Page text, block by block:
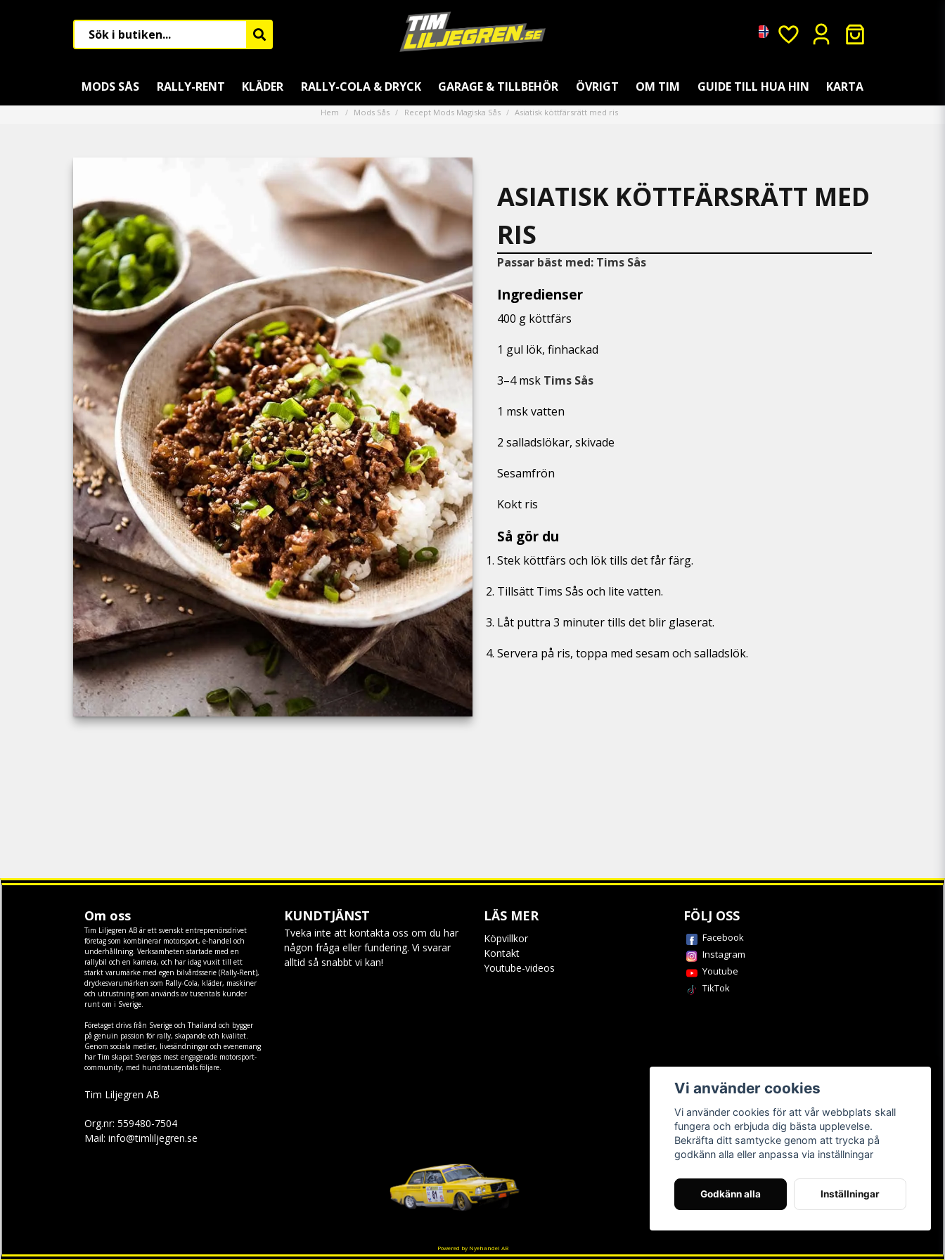
MODS SÅS RALLY-RENT KLÄDER RALLY-COLA & DRYCK GARAGE & TILLBEHÖR ÖVRIGT OM TIM GUIDE TILL HUA HIN KARTA
Hem Mods Sås Recept Mods Magiska Sås Asiatisk köttfärsrätt med ris
ASIATISK KÖTTFÄRSRÄTT MED
RIS
Passar bäst med: Tims Sås
Ingredienser
400 g köttfärs
1 gul lök, finhackad
3–4 msk Tims Sås
1 msk vatten
2 salladslökar, skivade
Sesamfrön
Kokt ris
Så gör du
Stek köttfärs och lök tills det får färg.
Tillsätt Tims Sås och lite vatten.
Låt puttra 3 minuter tills det blir glaserat.
Servera på ris, toppa med sesam och salladslök.
Om oss
Tim Liljegren AB är ett svenskt entreprenörsdrivet
företag som kombinerar motorsport, e-handel och
underhållning. Verksamheten startade med en
rallybil och en kamera, och har idag vuxit till ett
starkt varumärke med egen bilvårdsserie (Rally-Rent),
dryckesvarumärken som Rally-Cola, kläder, maskiner
och utrustning som används av tusentals kunder
runt om i Sverige.
Företaget drivs från Sverige och Thailand och bygger
på genuin passion för rally, skapande och kvalitet.
Genom sociala medier, livesändningar och evenemang
har Tim skapat Sveriges mest engagerade motorsport-
community, med hundratusentals följare.
Tim Liljegren AB
Org.nr: 559480-7504
Mail: info@timliljegren.se
KUNDTJÄNST
Tveka inte att kontakta oss om du har
någon fråga eller fundering. Vi svarar
alltid så snabbt vi kan!
LÄS MER
Köpvillkor
Kontakt
Youtube-videos
FÖLJ OSS
Facebook
Instagram
Youtube
TikTok
Powered by Nyehandel AB
Vi använder cookies
Vi använder cookies för att vår webbplats skall
fungera och erbjuda dig bästa upplevelse.
Bekräfta ditt samtycke genom att trycka på
godkänn alla eller anpassa via inställningar
Godkänn alla Inställningar